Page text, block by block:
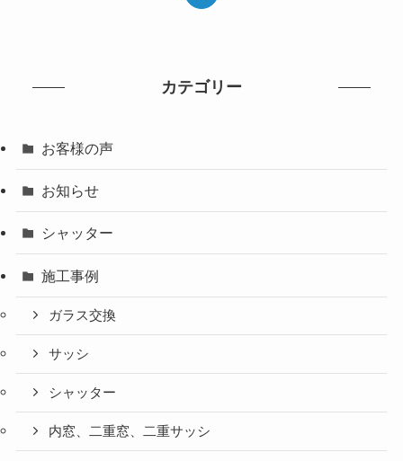
カテゴリー
お客様の声
お知らせ
シャッター
施工事例
ガラス交換
サッシ
シャッター
内窓、二重窓、二重サッシ